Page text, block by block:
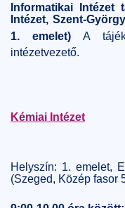
Informatikai Intézet
Intézet, Szent-
1. emelet)
A
intézetvezető.
Kémiai Intézet
Helyszín: 1. emelet,
(Szeged, Közép fasor